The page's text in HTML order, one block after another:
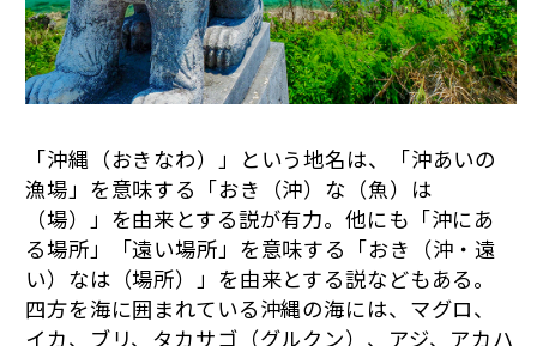
「沖縄（おきなわ）」という地名は、「沖あいの
漁場」を意味する「おき（沖）な（魚）は
（場）」を由来とする説が有力。他にも「沖にあ
る場所」「遠い場所」を意味する「おき（沖・遠
い）なは（場所）」を由来とする説などもある。
四方を海に囲まれている沖縄の海には、マグロ、
イカ、ブリ、タカサゴ（グルクン）、アジ、アカハ